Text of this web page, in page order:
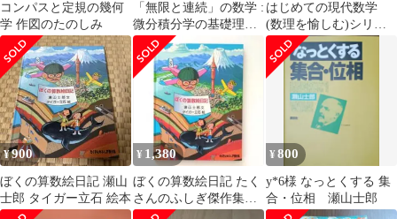
コンパスと定規の幾何
学 作図のたのしみ
「無限と連続」の数学 :
微分積分学の基礎理論
案内
はじめての現代数学
(数理を愉しむ)シリー
ズ (ハヤカワ文庫 NF
346 〈数理を愉しむ〉
シリーズ) 瀬山 士郎
¥900
ぼくの算数絵日記 瀬山
士郎 タイガー立石 絵本
¥ 1,380
ぼくの算数絵日記 たく
さんのふしぎ傑作集
瀬山士郎 タイガー立
¥800
y*6様 なっとくする 集
合・位相 瀬山士郎